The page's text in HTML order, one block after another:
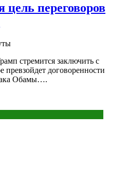
цель переговоров
стремится заключить с
превзойдет договоренности
Обамы….